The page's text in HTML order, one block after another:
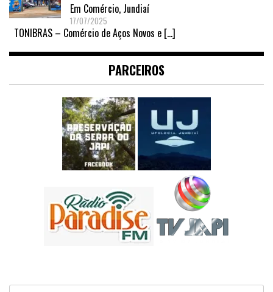
Em Comércio, Jundiaí
17/07/2025
TONIBRAS – Comércio de Aços Novos e […]
PARCEIROS